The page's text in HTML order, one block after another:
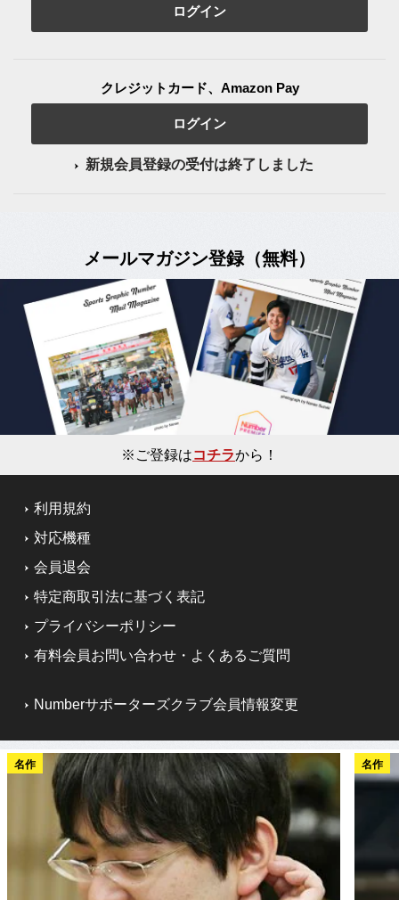
ログイン
クレジットカード、Amazon Pay
ログイン
新規会員登録の受付は終了しました
メールマガジン登録（無料）
※ご登録はコチラから！
利用規約
対応機種
会員退会
特定商取引法に基づく表記
プライバシーポリシー
有料会員お問い合わせ・よくあるご質問
Numberサポーターズクラブ会員情報変更
名作 名作